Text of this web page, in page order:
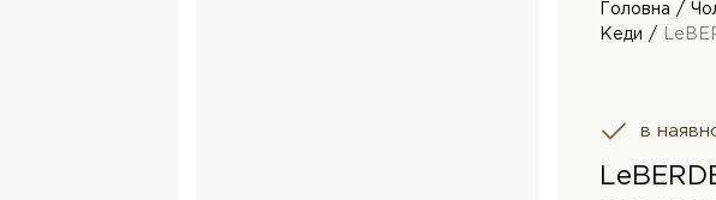
Головна
Кеди
в